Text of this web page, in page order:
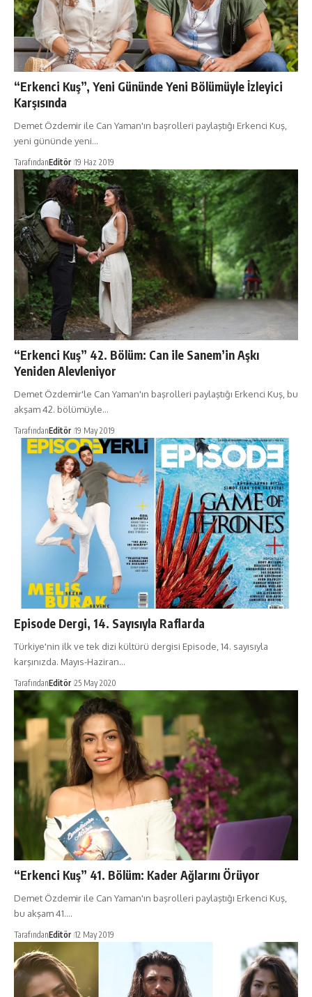
“Erkenci Kuş”, Yeni Gününde Yeni Bölümüyle İzleyici
Karşısında
Demet Özdemir ile Can Yaman'ın başrolleri paylaştığı Erkenci Kuş,
yeni gününde yeni…
TarafındanEditör 19 Haz 2019
“Erkenci Kuş” 42. Bölüm: Can ile Sanem’in Aşkı
Yeniden Alevleniyor
Demet Özdemir'le Can Yaman'ın başrolleri paylaştığı Erkenci Kuş, bu
akşam 42. bölümüyle…
TarafındanEditör 19 May 2019
Episode Dergi, 14. Sayısıyla Raflarda
Türkiye'nin ilk ve tek dizi kültürü dergisi Episode, 14. sayısıyla
karşınızda. Mayıs-Haziran…
TarafındanEditör 25 May 2020
“Erkenci Kuş” 41. Bölüm: Kader Ağlarını Örüyor
Demet Özdemir ile Can Yaman'ın başrolleri paylaştığı Erkenci Kuş,
bu akşam 41.…
TarafındanEditör 12 May 2019